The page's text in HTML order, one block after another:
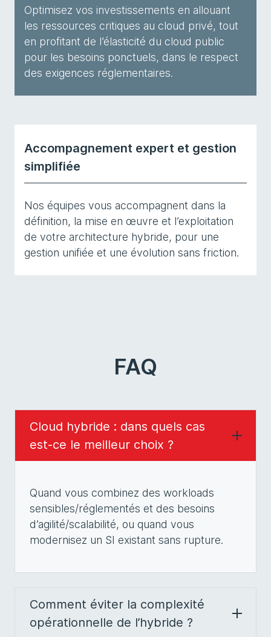
Optimisez vos investissements en allouant
les ressources critiques au cloud privé, tout
en profitant de l’élasticité du cloud public
pour les besoins ponctuels, dans le respect
des exigences réglementaires.
Accompagnement expert et gestion
simplifiée
Nos équipes vous accompagnent dans la
définition, la mise en œuvre et l’exploitation
de votre architecture hybride, pour une
gestion unifiée et une évolution sans friction.
FAQ
Cloud hybride : dans quels cas
est-ce le meilleur choix ?
Quand vous combinez des workloads
sensibles/réglementés et des besoins
d’agilité/scalabilité, ou quand vous
modernisez un SI existant sans rupture.
Comment éviter la complexité
opérationnelle de l’hybride ?